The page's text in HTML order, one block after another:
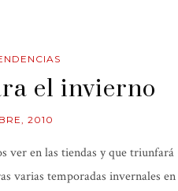
el invierno
2010
ver en las tiendas y que triunfará
varias temporadas invernales en